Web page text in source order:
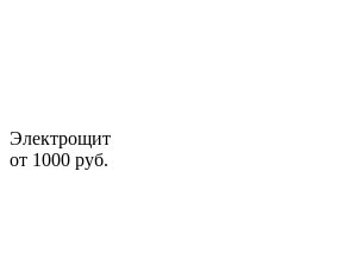
Электрощит
от 1000 руб.